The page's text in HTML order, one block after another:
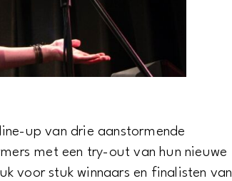
up van drie aanstormende
met een try-out van hun nieuwe
voor stuk winnaars en finalisten van